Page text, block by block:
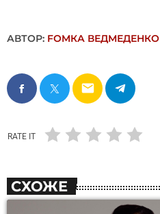
АВТОР: FОMКА ВЕДМЕДЕНКО
email
RATE IT
СХОЖЕ